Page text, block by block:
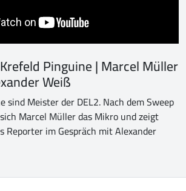
Pinguine | Marcel Müller
Weiß
sind Meister der DEL2. Nach dem Sweep
Marcel Müller das Mikro und zeigt
Reporter im Gespräch mit Alexander